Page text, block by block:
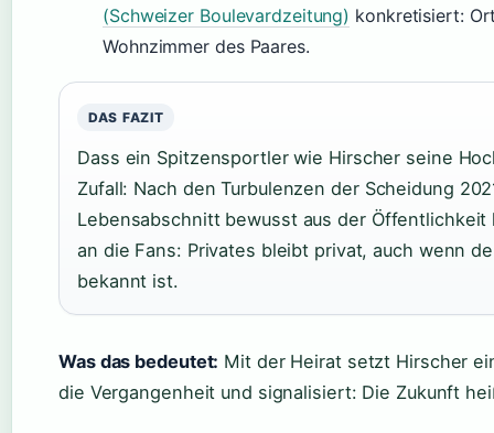
(Schweizer Boulevardzeitung) konkretisiert:
Wohnzimmer des Paares.
DAS FAZIT
Dass ein Spitzensportler wie Hirscher seine
Zufall: Nach den Turbulenzen der Scheidung
Lebensabschnitt bewusst aus der
an die Fans: Privates bleibt privat, auch wenn
bekannt ist.
Was das bedeutet: Mit der Heirat setzt Hirscher
die Vergangenheit und signalisiert: Die Zukunft